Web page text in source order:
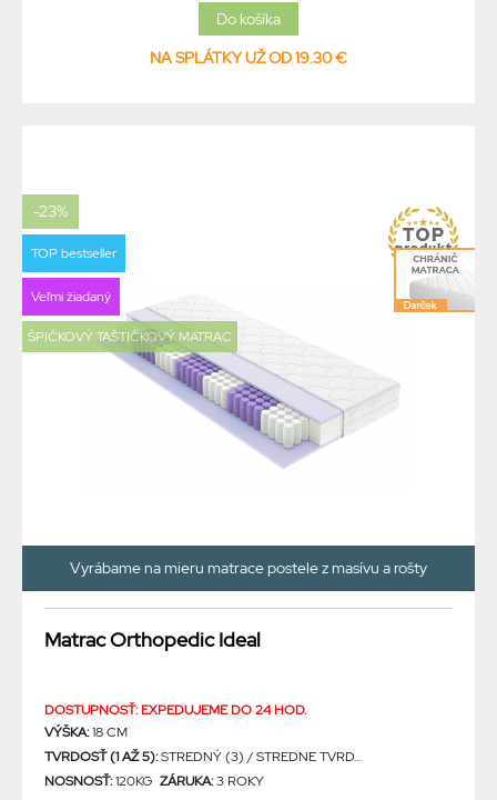
NA SPLÁTKY UŽ OD 19.30 €
-23%
TOP bestseller
Veľmi žiadaný
ŠPIČKOVÝ TAŠTIČKOVÝ MATRAC
Vyrábame na mieru matrace postele z masívu a rošty
Matrac Orthopedic Ideal
DOSTUPNOSŤ: EXPEDUJEME DO 24 HOD.
VÝŠKA:18 CM
TVRDOSŤ (1 AŽ 5):STREDNÝ (3) / STREDNE TVRD...
NOSNOSŤ:120KG ZÁRUKA:3 ROKY